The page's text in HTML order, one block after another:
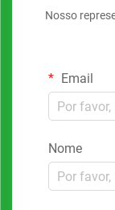
Nosso
Email
Nome